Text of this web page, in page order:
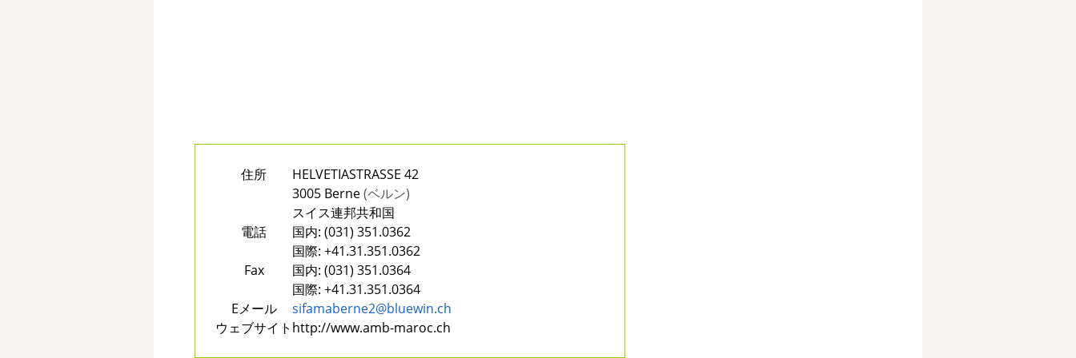
住所
HELVETIASTRASSE 42
3005 Berne(ベルン)
スイス連邦共和国
電話
国内: (031) 351.0362
国際: +41.31.351.0362
Fax
国内: (031) 351.0364
国際: +41.31.351.0364
Eメール
sifamaberne2@bluewin.ch
ウェブサイト http://www.amb-maroc.ch